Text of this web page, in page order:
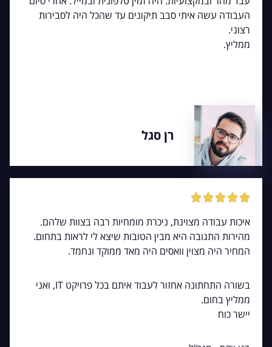
העבודה עשה איתי סבב תיקונים עד שהכל היה לסבירות
רצוני.
ממליץ.
רן סגל





איכות עבודה מצוינת, ניכרת מומחיות רבה בצוות שלהם.
מהירות התגובה היא מבין הטובות שיצא לי לראות בתחום.
המחיר היה מצוין וואסים היה מאד ממוקד ונחמד.
בשורה התחתונה אחזור לעבוד איתם בכל פרויקט IT, ואני
ממליץ בחום.
יישר כוח